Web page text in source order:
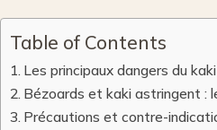
Table of Contents
Les principaux dangers du
Bézoards et kaki astringent :
Précautions et contre-